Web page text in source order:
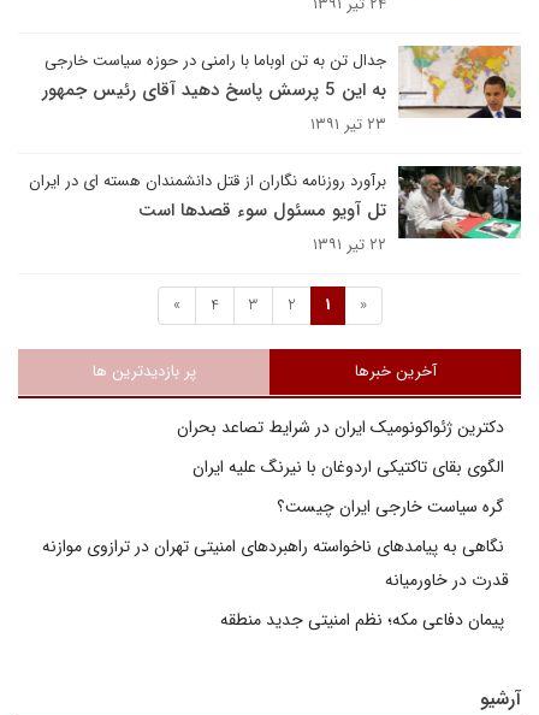
جدال تن به تن اوباما با رامنی در حوزه سیاست خارجی
به این 5 پرسش پاسخ دهید آقای رئیس جمهور
۲۳ تیر ۱۳۹۱
برآورد روزنامه نگاران از قتل دانشمندان هسته ای در ایران
تل آویو مسئول سوء قصدها است
۲۲ تیر ۱۳۹۱
«
1
2
3
4
»
آخرین خبرها پر بازدیدترین ها
دکترین ژئواکونومیک ایران در شرایط تصاعد بحران
الگوی بقای تاکتیکی اردوغان با نیرنگ علیه ایران
گره سیاست خارجی ایران چیست؟
نگاهی به پیامدهای ناخواسته راهبردهای امنیتی تهران در ترازوی موازنه
قدرت در خاورمیانه
پیمان دفاعی مکه؛ نظم امنیتی جدید منطقه
آرشیو